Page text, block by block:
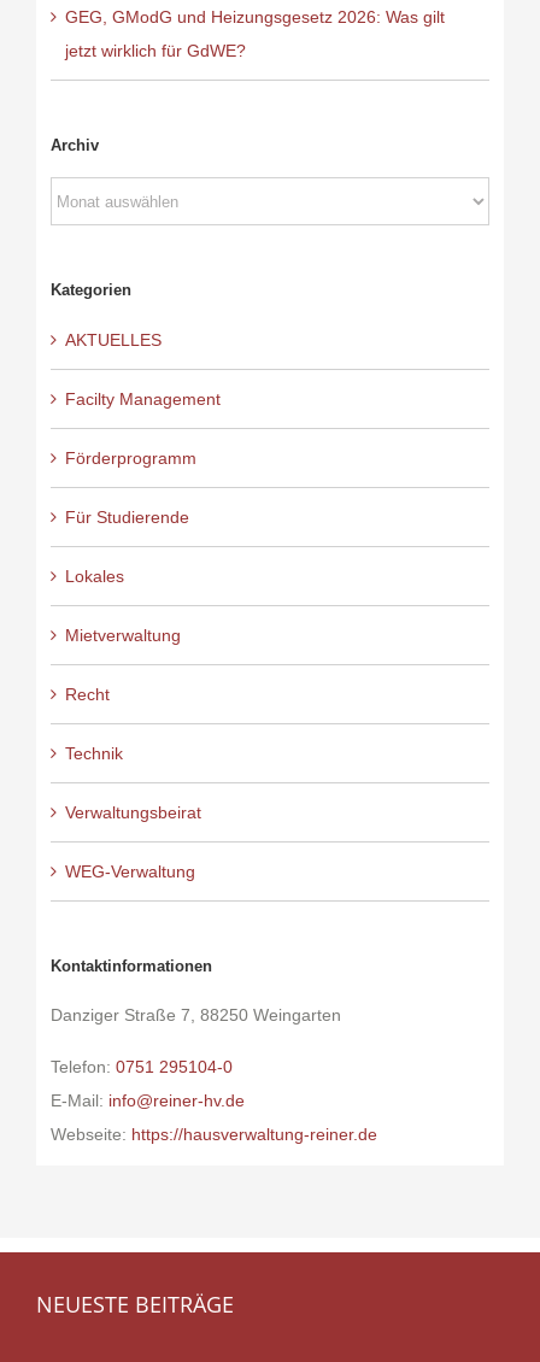
GEG, GModG und Heizungsgesetz 2026: Was gilt
jetzt wirklich für GdWE?
Archiv
Archiv
Kategorien
AKTUELLES
Facilty Management
Förderprogramm
Für Studierende
Lokales
Mietverwaltung
Recht
Technik
Verwaltungsbeirat
WEG-Verwaltung
Kontaktinformationen
Danziger Straße 7, 88250 Weingarten
Telefon: 0751 295104-0
E-Mail: info@reiner-hv.de
Webseite: https://hausverwaltung-reiner.de
NEUESTE BEITRÄGE